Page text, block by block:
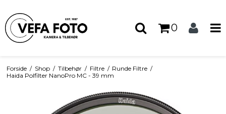
0
Forside / Shop / Tilbehør / Filtre / Runde Filtre /
Haida Polfilter NanoPro MC - 39 mm